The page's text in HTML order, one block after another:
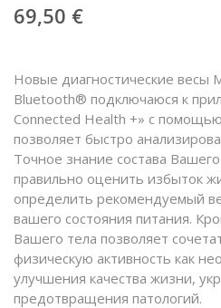
69,50 €
Новые диагностические весы
Bluetooth® подключаюся к
Connected Health +» с
позволяет быстро
Точное знание состава
правильно оценить избыток
определить рекомендуемый
вашего состояния питания.
Вашего тела позволяет
физическую активность как
улучшения качества жизни,
предотвращения патологий.